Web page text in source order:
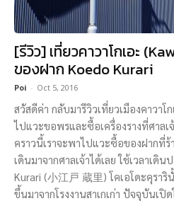
[รีวิว] เที่ยวคาวาโกเอะ
ของฝาก Koedo Kurari
Poi - Oct 5, 2016
สวัสดีค่า กลับมารีวิวเที่ยวเมืองคาวา
ไปแวะขอพรและซื้อเครื่องรางที่ศาลเ
คราวนี้เราจะพาไปแวะซื้อของฝากที่
เดินมาจากศาลเจ้าได้เลย ใช้เวลาเดิ
Kurari (小江戸 蔵里) โคเอโดะคุรา
ขึ้นมาจากโรงงานสาเกเก่า ปัจจุบันเปิ